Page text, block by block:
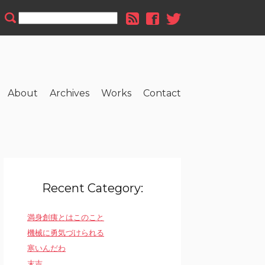
About Archives Works Contact
Recent Category:
満身創痍とはこのこと
機械に勇気づけられる
寒いんだわ